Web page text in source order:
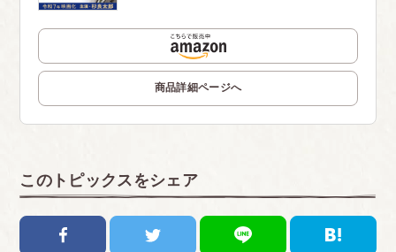
商品詳細ページへ
このトピックスをシェア